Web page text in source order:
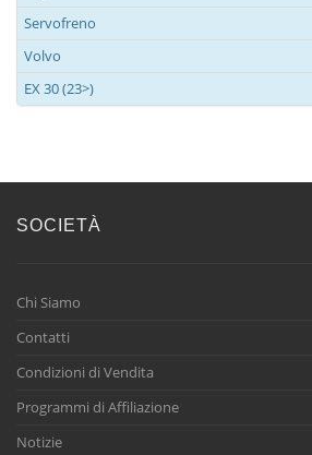
Servofreno
Volvo
EX 30 (23>)
SOCIETÀ
Chi Siamo
Contatti
Condizioni di Vendita
Programmi di Affiliazione
Notizie